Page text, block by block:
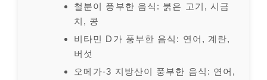
철분이 풍부한 음식: 붉은 고기, 시금
치, 콩
비타민 D가 풍부한 음식: 연어, 계란,
버섯
오메가-3 지방산이 풍부한 음식: 연어,